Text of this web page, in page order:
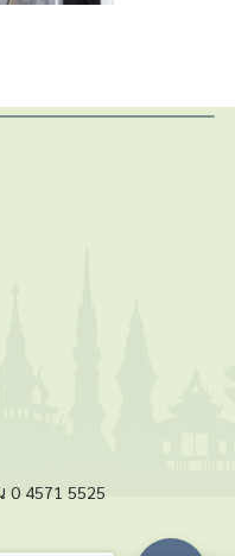
0 4571 5525